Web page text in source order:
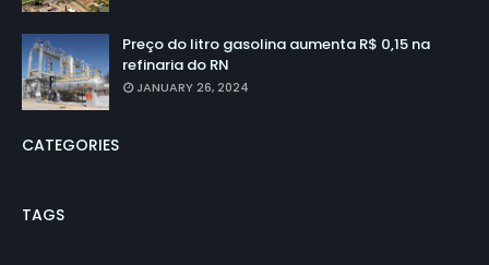
Preço do litro gasolina aumenta R$ 0,15 na
refinaria do RN
JANUARY 26, 2024
CATEGORIES
TAGS